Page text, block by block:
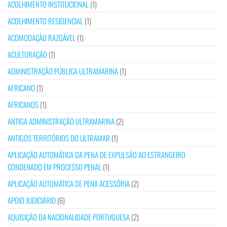
ACOLHIMENTO INSTITUCIONAL (1)
ACOLHIMENTO RESIDENCIAL (1)
ACOMODAÇÃO RAZOÁVEL (1)
ACULTURAÇÃO (1)
ADMINISTRAÇÃO PÚBLICA ULTRAMARINA(1)
AFRICANO (1)
AFRICANOS(1)
ANTIGA ADMINISTRAÇÃO ULTRAMARINA(2)
ANTIGOS TERRITÓRIOS DO ULTRAMAR (1)
APLICAÇÃO AUTOMÁTICA DA PENA DE EXPULSÃO AO ESTRANGEIRO
CONDENADO EM PROCESSO PENAL (1)
APLICAÇÃO AUTOMÁTICA DE PENA ACESSÓRIA(2)
APOIO JUDICIÁRIO (6)
AQUISIÇÃO DA NACIONALIDADE PORTUGUESA(2)